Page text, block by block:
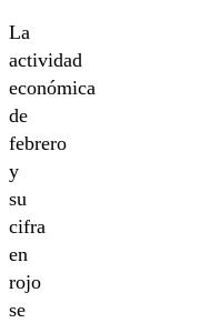
La
actividad
económica
de
febrero
y
su
cifra
en
rojo
se